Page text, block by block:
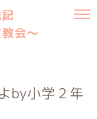
会〜
by小学２年